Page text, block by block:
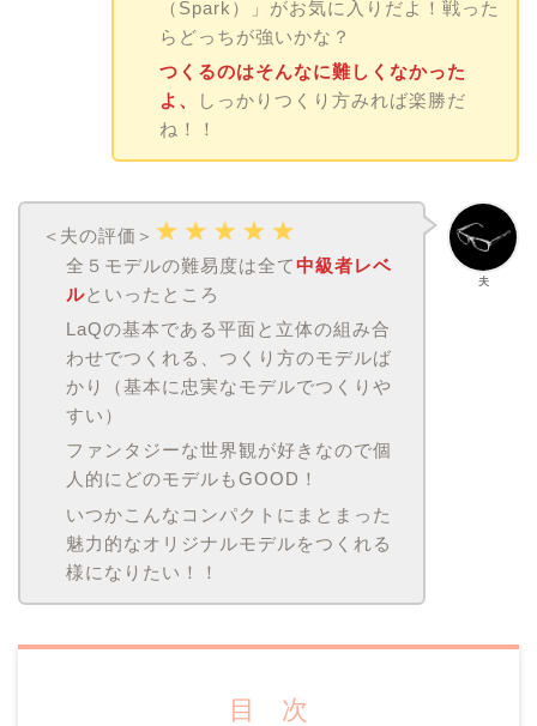
（Spark）」がお気に入りだよ！戦った
らどっちが強いかな？
つくるのはそんなに難しくなかった
よ、
しっかりつくり方みれば楽勝だ
ね！！
夫
＜夫の評価＞
全５モデルの難易度は全て中級者レベ
ルといったところ
LaQの基本である平面と立体の組み合
わせでつくれる、つくり方のモデルば
かり（基本に忠実なモデルでつくりや
すい）
ファンタジーな世界観が好きなので個
人的にどのモデルもGOOD！
いつかこんなコンパクトにまとまった
魅力的なオリジナルモデルをつくれる
様になりたい！！
目 次